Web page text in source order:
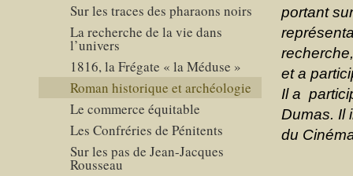
portant
et a
Il a
Dumas. Il
du
Sur les traces des pharaons noirs
La recherche de la vie dans
l’univers
1816, la Frégate « la Méduse »
Roman historique et archéologie
Le commerce équitable
Les Confréries de Pénitents
Sur les pas de Jean-Jacques
Rousseau